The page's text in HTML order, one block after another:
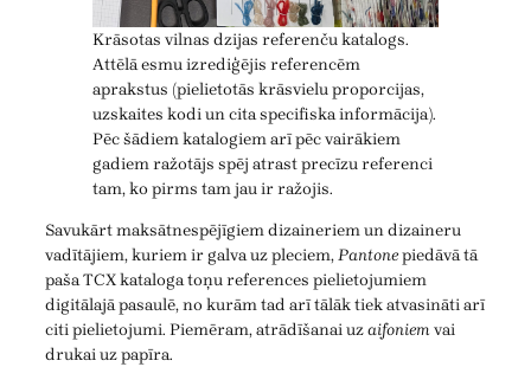
Krāsotas vilnas dzijas referenču katalogs.
Attēlā esmu izrediģējis referencēm
aprakstus (pielietotās krāsvielu proporcijas,
uzskaites kodi un cita specifiska informācija).
Pēc šādiem katalogiem arī pēc vairākiem
gadiem ražotājs spēj atrast precīzu referenci
tam, ko pirms tam jau ir ražojis.
Savukārt maksātnespējīgiem dizaineriem un dizaineru
vadītājiem, kuriem ir galva uz pleciem,Pantonepiedāvā tā
paša TCX kataloga toņu references pielietojumiem
digitālajā pasaulē, no kurām tad arī tālāk tiek atvasināti arī
citi pielietojumi. Piemēram, atrādīšanai uzaifoniemvai
drukai uz papīra.